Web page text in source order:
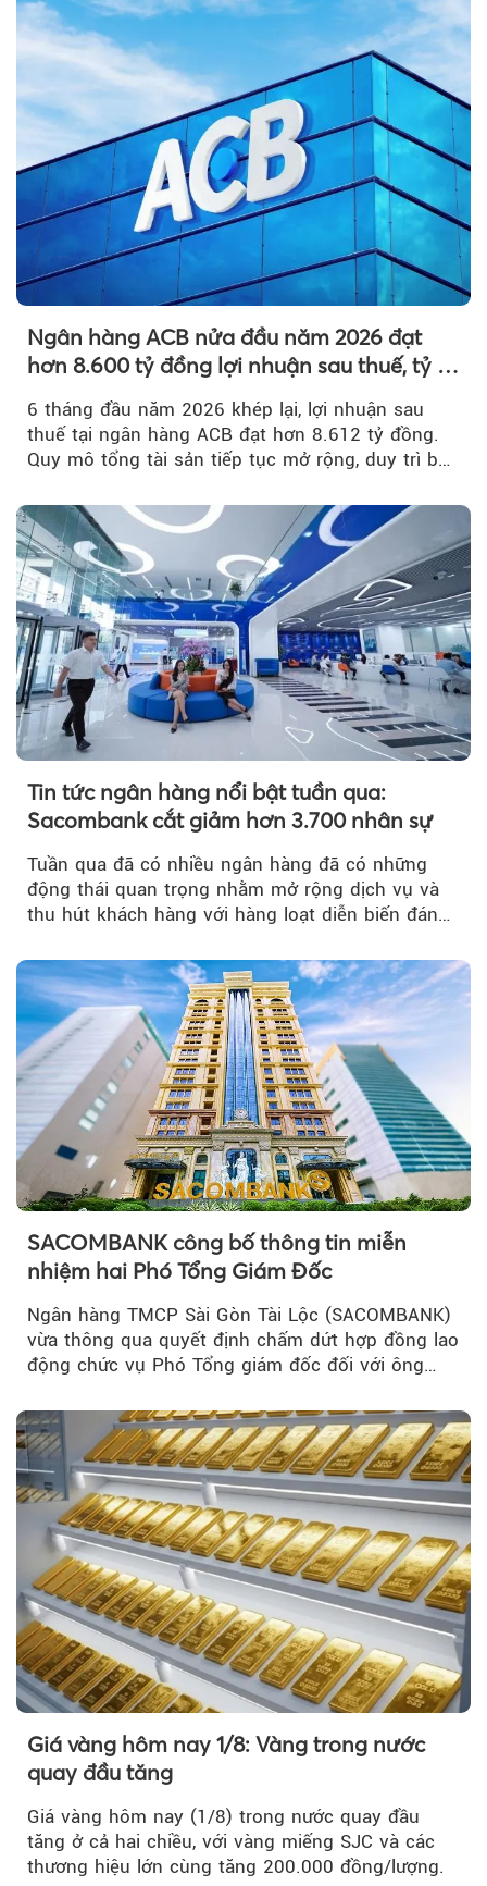
Ngân hàng ACB nửa đầu năm 2026 đạt
hơn 8.600 tỷ đồng lợi nhuận sau thuế, tỷ lệ
nợ xấu thấp nhất ngành
6 tháng đầu năm 2026 khép lại, lợi nhuận sau
thuế tại ngân hàng ACB đạt hơn 8.612 tỷ đồng.
Quy mô tổng tài sản tiếp tục mở rộng, duy trì bộ
Tin tức ngân hàng nổi bật tuần qua:
Sacombank cắt giảm hơn 3.700 nhân sự
Tuần qua đã có nhiều ngân hàng đã có những
động thái quan trọng nhằm mở rộng dịch vụ và
thu hút khách hàng với hàng loạt diễn biến đáng
SACOMBANK công bố thông tin miễn
nhiệm hai Phó Tổng Giám Đốc
Ngân hàng TMCP Sài Gòn Tài Lộc (SACOMBANK)
vừa thông qua quyết định chấm dứt hợp đồng lao
động chức vụ Phó Tổng giám đốc đối với ông
Giá vàng hôm nay 1/8: Vàng trong nước
quay đầu tăng
Giá vàng hôm nay (1/8) trong nước quay đầu
tăng ở cả hai chiều, với vàng miếng SJC và các
thương hiệu lớn cùng tăng 200.000 đồng/lượng.